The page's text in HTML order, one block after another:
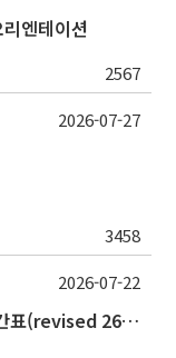
엔테이션
2567
3458
2026-07-27
2026학년도 2학기 보건대학원 강의시간표(revised 260803)(2026 2nd SEMESTER SNU GSPH TIMETABLE)
2026-07-22